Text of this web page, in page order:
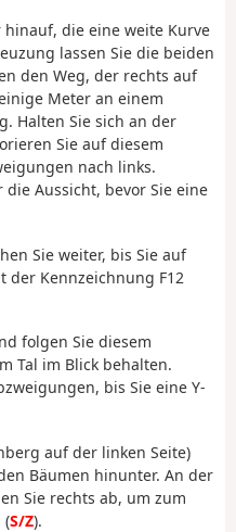
hinauf, die eine weite Kurve
lassen Sie die beiden
den Weg, der rechts auf
Meter an einem
Halten Sie sich an der
Sie auf diesem
nach links.
Aussicht, bevor Sie eine
Sie weiter, bis Sie auf
der Kennzeichnung F12
folgen Sie diesem
Tal im Blick behalten.
bis Sie eine Y-
auf der linken Seite)
Bäumen hinunter. An der
Sie rechts ab, um zum
(S/Z).